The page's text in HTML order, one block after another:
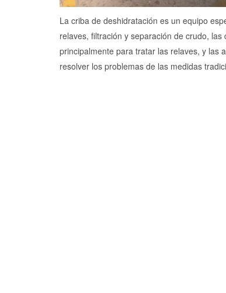
La criba de deshidratación es un equipo
relaves, filtración y separación de crudo,
principalmente para tratar las relaves, y las
resolver los problemas de las medidas